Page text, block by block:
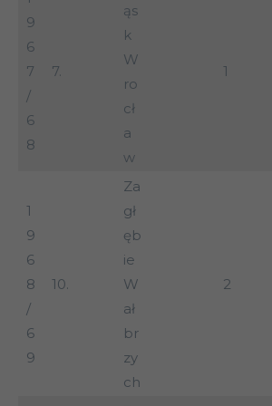
9
6
7
/
6
8
7.
ąs
k
W
ro
cł
a
w
1
1
9
6
8
/
6
9
10.
Za
gł
ęb
ie
W
ał
br
zy
ch
2